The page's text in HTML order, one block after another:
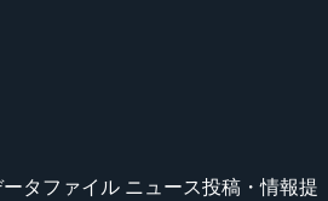
ータファイル ニュース投稿・情報提